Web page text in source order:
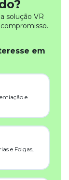
solução VR
em
e
e Folgas,